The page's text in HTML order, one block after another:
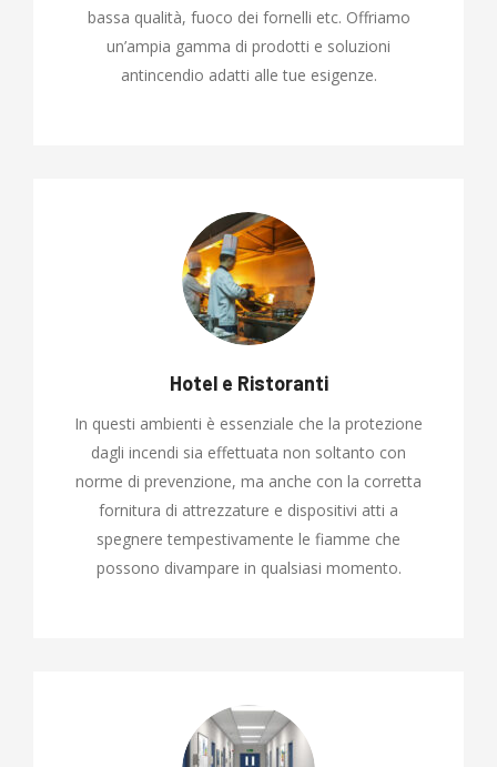
bassa qualità, fuoco dei fornelli etc. Offriamo
un’ampia gamma di prodotti e soluzioni
antincendio adatti alle tue esigenze.
Hotel e Ristoranti
In questi ambienti è essenziale che la protezione
dagli incendi sia effettuata non soltanto con
norme di prevenzione, ma anche con la corretta
fornitura di attrezzature e dispositivi atti a
spegnere tempestivamente le fiamme che
possono divampare in qualsiasi momento.